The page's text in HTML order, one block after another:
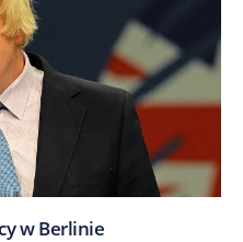
w Berlinie